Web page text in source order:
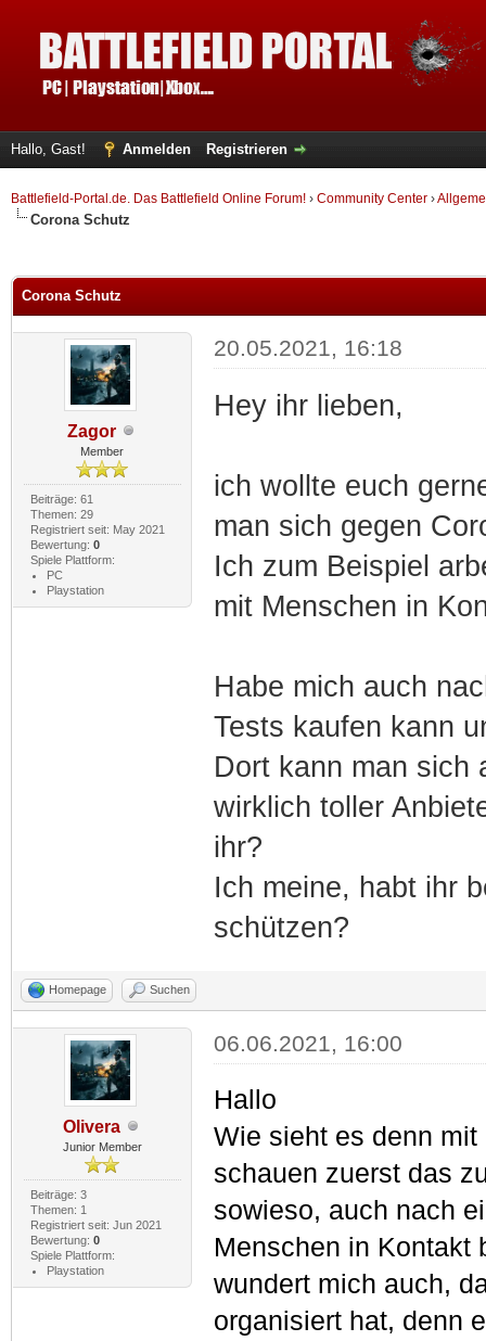
Hallo, Gast! Anmelden Registrieren
Battlefield-Portal.de. Das Battlefield Online Forum! › Community Center ›
Corona Schutz
Corona Schutz
Zagor
Member
Beiträge: 61
Themen: 29
Registriert seit: May 2021
Bewertung: 0
Spiele Plattform:
PC
Playstation
20.05.2021, 16:18
Hey ihr lieben,
ich wollte euch
man sich gegen
Ich zum Beispiel
mit Menschen in
Habe mich auch
Tests kaufen kann
Dort kann man sich
wirklich toller
ihr?
Ich meine, habt ihr
schützen?
Homepage Suchen
Olivera
Junior Member
Beiträge: 3
Themen: 1
Registriert seit: Jun 2021
Bewertung: 0
Spiele Plattform:
Playstation
06.06.2021, 16:00
Hallo
Wie sieht es denn
schauen zuerst das
sowieso, auch nach
Menschen in
wundert mich auch,
organisiert hat, denn